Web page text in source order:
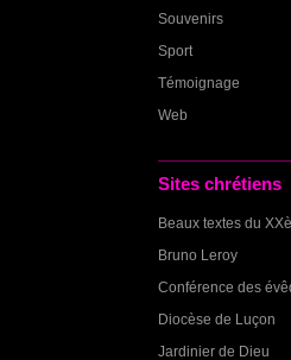
Souvenirs
Sport
Témoignage
Web
Sites chrétiens
Beaux textes du
Bruno Leroy
Conférence des
Diocèse de Luçon
Jardinier de Dieu